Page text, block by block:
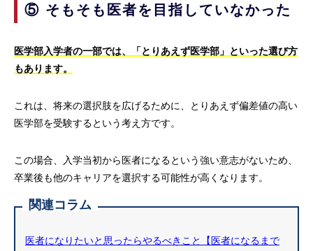
⑤ そもそも医者を目指していなかった
医学部入学者の一部では、「とりあえず医学部」といった選び方
もあります。
これは、将来の選択肢を広げるために、とりあえず偏差値の高い
医学部を受験するという考え方です。
この場合、入学当初から医者になるという強い意志がないため、
卒業後も他のキャリアを選択する可能性が高くなります。
関連コラム
医者になりたいと思ったらやるべきこと【医者になるまで